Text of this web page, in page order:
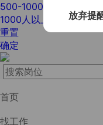
放弃提
500-1000人
1000人以上
重置
确定
首页
找工作